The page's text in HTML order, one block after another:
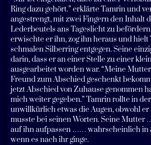
Ring dazu gehört.” erklärte Tamrin und
angestrengt, mit zwei Fingern den Inhalt
Lederbeutels ans Tageslicht zu
erwischte er ihn, zog ihn heraus und hielt
schmalen Silberring entgegen. Seine
darin, dass er an einer Stelle zu einer
ausgearbeitet worden war. “Meine
Freund zum Abschied geschenkt
jetzt Abschied von Zuhause genommen
mich weiter gegeben.” Tamrin rollte in
unwillkürlich etwas die Augen, obwohl
musste bei seinen Worten. Seine Mutter
auf ihn aufpassen …… wahrscheinlich in
wenn es nach ihr ginge.